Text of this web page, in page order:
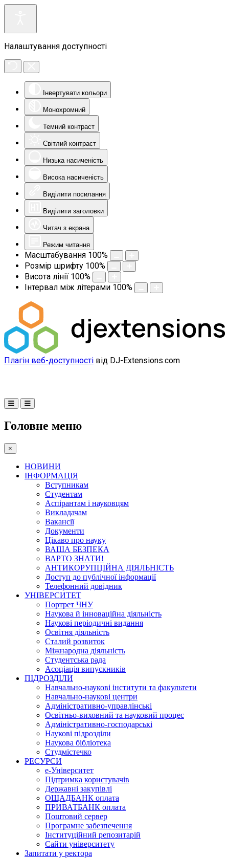
Налаштування доступності
Інвертувати кольори
Монохромний
Темний контраст
Світлий контраст
Низька насиченість
Висока насиченість
Виділити посилання
Виділити заголовки
Читач з екрана
Режим читання
Масштабування 100%
Розмір шрифту 100%
Висота лінії 100%
Інтервал між літерами 100%
Плагін веб-доступності від DJ-Extensions.com
Головне меню
×
НОВИНИ
ІНФОРМАЦІЯ
Вступникам
Студентам
Аспірантам і науковцям
Викладачам
Вакансії
Документи
Цікаво про науку
ВАША БЕЗПЕКА
ВАРТО ЗНАТИ!
АНТИКОРУПЦІЙНА ДІЯЛЬНІСТЬ
Доступ до публічної інформації
Телефонний довідник
УНІВЕРСИТЕТ
Портрет ЧНУ
Наукова й інноваційна діяльність
Наукові періодичні видання
Освітня діяльність
Сталий розвиток
Міжнародна діяльність
Студентська рада
Асоціація випускників
ПІДРОЗДІЛИ
Навчально-наукові інститути та факультети
Навчально-наукові центри
Адміністративно-управлінські
Освітньо-виховний та науковий процес
Адміністративно-господарські
Наукові підрозділи
Наукова бібліотека
Студмістечко
РЕСУРСИ
е-Університет
Підтримка користувачів
Державні закупівлі
ОЩАДБАНК оплата
ПРИВАТБАНК оплата
Поштовий сервер
Програмне забезпечення
Інституційний репозитарій
Сайти університету
Запитати у ректора